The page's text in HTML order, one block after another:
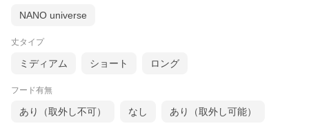
NANO universe
丈タイプ
ミディアム ショート ロング
フード有無
あり（取外し不可） なし あり（取外し可能）